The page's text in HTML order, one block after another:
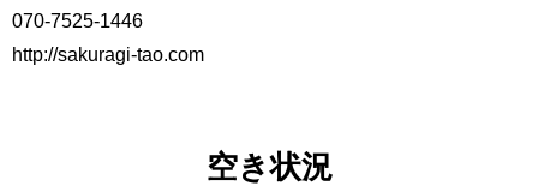
070-7525-1446
http://sakuragi-tao.com
空き状況